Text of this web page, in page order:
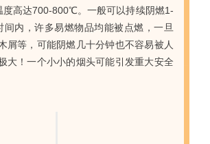
高达700-800℃。一般可以持续阴燃1-
间内，许多易燃物品均能被点燃，一旦
屑等，可能阴燃几十分钟也不容易被人
大！一个小小的烟头可能引发重大安全